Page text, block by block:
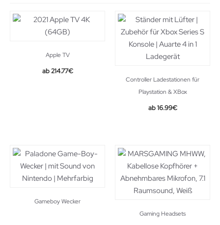
Apple TV
214.77€
Controller Ladestationen für
Playstation & XBox
Original
16.99€Current
Gameboy Wecker
Gaming Headsets